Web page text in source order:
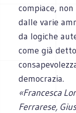
compiace,
dalle varie
da logiche
come già
democrazia.
«Francesca
Ferrarese,